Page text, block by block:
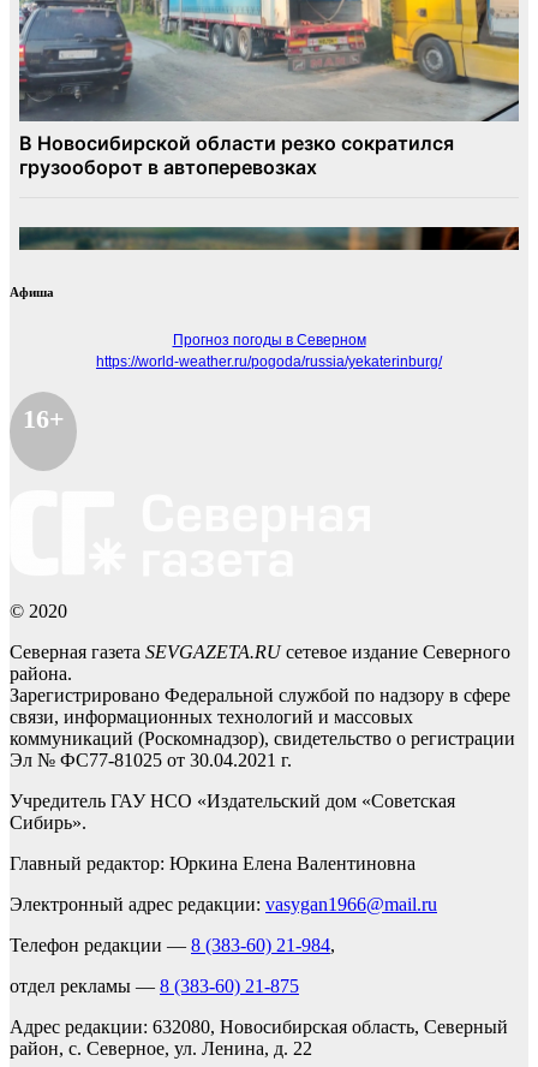
Афиша
Прогноз погоды в Северном
https://world-weather.ru/pogoda/russia/yekaterinburg/
16+
© 2020
Северная газета SEVGAZETA.RUсетевое издание Северного
района.
Зарегистрировано Федеральной службой по надзору в сфере
связи, информационных технологий и массовых
коммуникаций (Роскомнадзор), свидетельство о регистрации
Эл № ФС77-81025 от 30.04.2021 г.
Учредитель ГАУ НСО «Издательский дом «Советская
Сибирь».
Главный редактор: Юркина Елена Валентиновна
Электронный адрес редакции: vasygan1966@mail.ru
Телефон редакции — 8 (383-60) 21-984,
отдел рекламы — 8 (383-60) 21-875
Адрес редакции: 632080, Новосибирская область, Северный
район, с. Северное, ул. Ленина, д. 22